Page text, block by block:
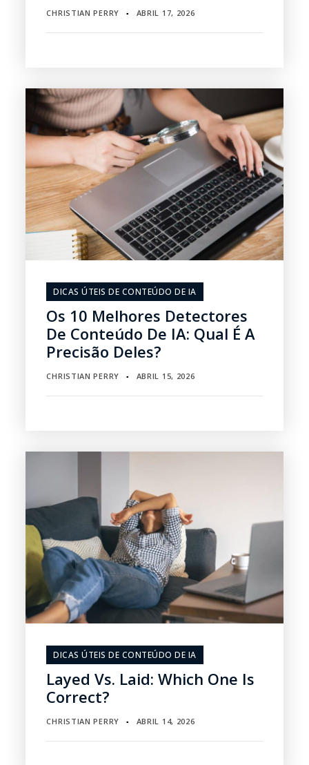
CHRISTIAN PERRY ▪ ABRIL 17, 2026
DICAS ÚTEIS DE CONTEÚDO DE IA
Os 10 Melhores Detectores
De Conteúdo De IA: Qual É A
Precisão Deles?
CHRISTIAN PERRY ▪ ABRIL 15, 2026
DICAS ÚTEIS DE CONTEÚDO DE IA
Layed Vs. Laid: Which One Is
Correct?
CHRISTIAN PERRY ▪ ABRIL 14, 2026